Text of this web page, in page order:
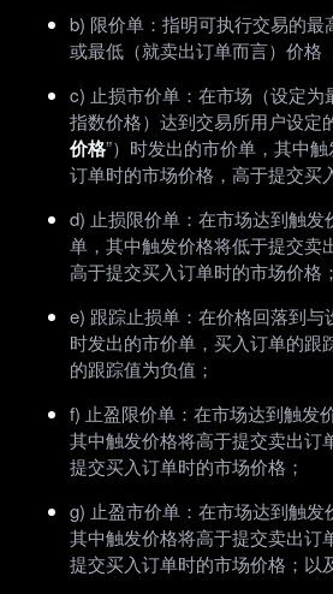
b) 限价单：指明可执行交易的最
或最低（就卖出订单而言）价格
c) 止损市价单：在市场（设定为
指数价格）达到交易所用户设定
价格”）时发出的市价单，其中
订单时的市场价格，高于提交买
d) 止损限价单：在市场达到触发
单，其中触发价格将低于提交卖
高于提交买入订单时的市场价格；
e) 跟踪止损单：在价格回落到与
时发出的市价单，买入订单的跟
的跟踪值为负值；
f) 止盈限价单：在市场达到触发
其中触发价格将高于提交卖出订
提交买入订单时的市场价格；
g) 止盈市价单：在市场达到触发
其中触发价格将高于提交卖出订
提交买入订单时的市场价格；以